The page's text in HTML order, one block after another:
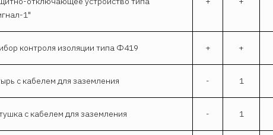
1"
контроля изоляции типа Ф419 + +
с кабелем для заземления - 1
с кабелем для заземления - 1